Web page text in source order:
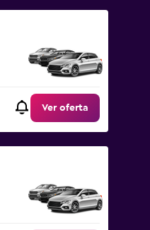
Ver oferta